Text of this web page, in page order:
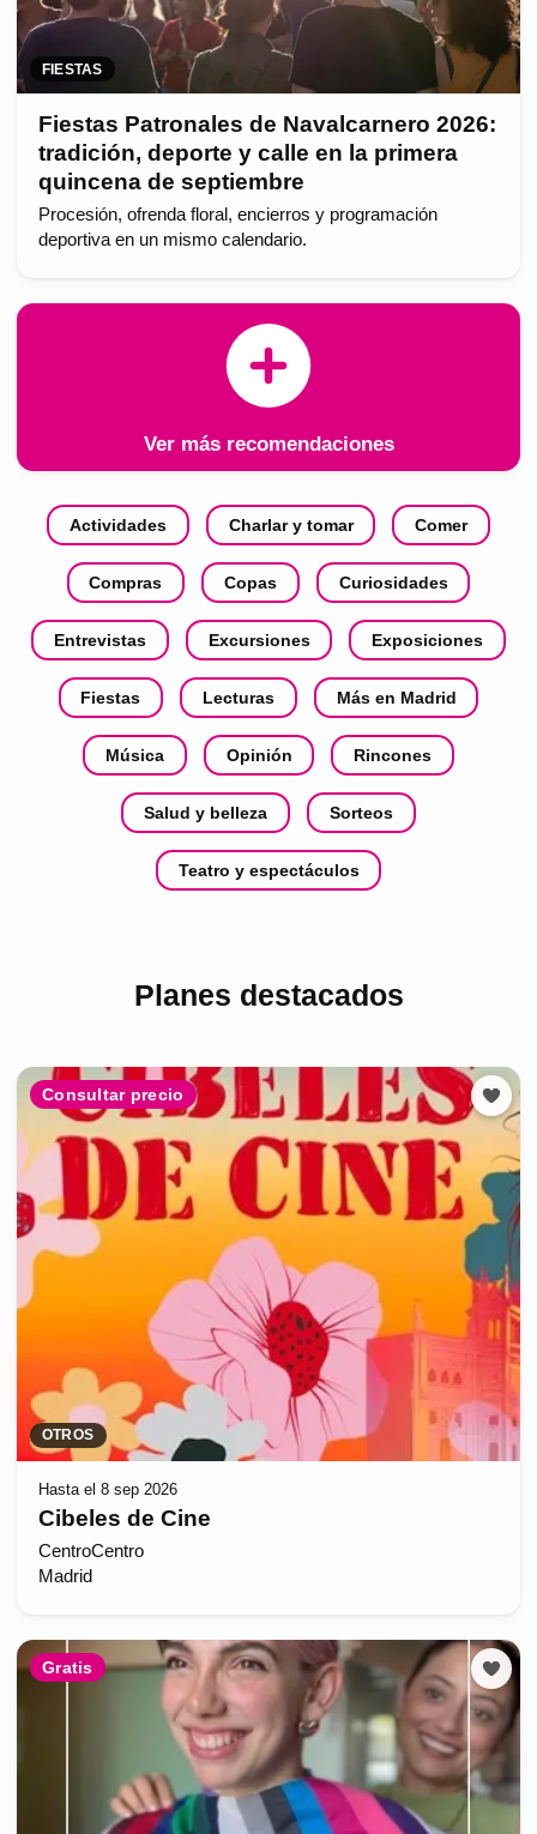
FIESTAS
Fiestas Patronales de Navalcarnero 2026:
tradición, deporte y calle en la primera
quincena de septiembre
Procesión, ofrenda floral, encierros y programación
deportiva en un mismo calendario.
Ver más recomendaciones
Actividades Charlar y tomar Comer
Compras Copas Curiosidades
Entrevistas Excursiones Exposiciones
Fiestas Lecturas Más en Madrid
Música Opinión Rincones
Salud y belleza Sorteos
Teatro y espectáculos
Planes destacados
Consultar precio
OTROS
Hasta el 8 sep 2026
Cibeles de Cine
CentroCentro
Madrid
Gratis